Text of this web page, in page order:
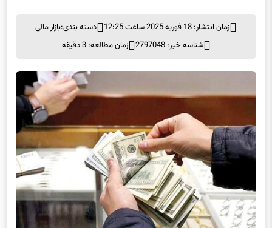
زمان انتشار: 18 فوریه 2025 ساعت 12:25 دسته بندی:بازار مالی
شناسه خبر: 2797048
زمان مطالعه: 3 دقیقه